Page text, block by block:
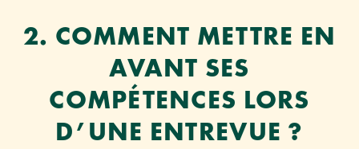
2. COMMENT METTRE EN
AVANT SES
COMPÉTENCES LORS
D’UNE ENTREVUE ?